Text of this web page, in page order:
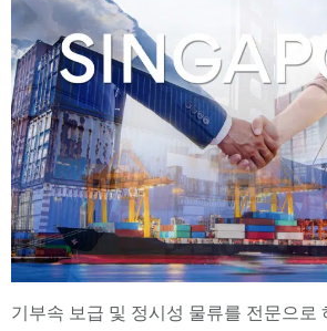
기부속 보급 및 정시성 물류를 전문으로